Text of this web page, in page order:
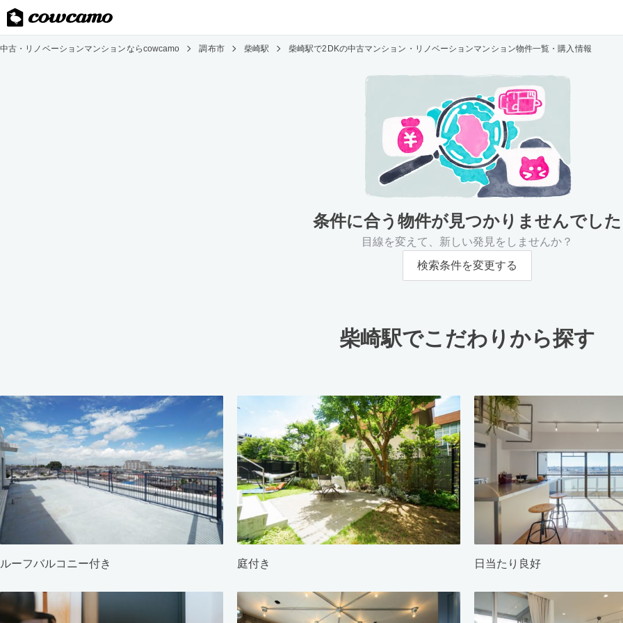
中古・リノベーションマンションならcowcamo 調布市 柴崎駅 柴崎駅で2DKの中古マンション・リノベーションマンション物件一覧・購入情報
条件に合う物件が見つかりませんでした
目線を変えて、新しい発見をしませんか？
検索条件を変更する
柴崎駅でこだわりから探す
ルーフバルコニー付き 庭付き 日当たり良好